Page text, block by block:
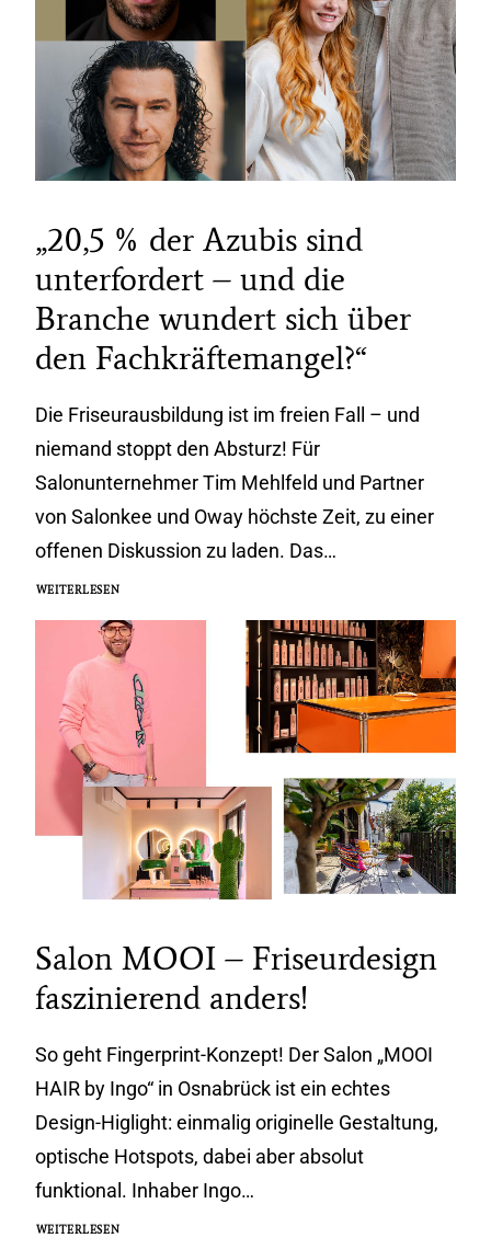
„20,5 % der Azubis sind
unterfordert – und die
Branche wundert sich über
den Fachkräftemangel?“
Die Friseurausbildung ist im freien Fall – und
niemand stoppt den Absturz! Für
Salonunternehmer Tim Mehlfeld und Partner
von Salonkee und Oway höchste Zeit, zu einer
offenen Diskussion zu laden. Das…
WEITERLESEN
Salon MOOI – Friseurdesign
faszinierend anders!
So geht Fingerprint-Konzept! Der Salon „MOOI
HAIR by Ingo“ in Osnabrück ist ein echtes
Design-Higlight: einmalig originelle Gestaltung,
optische Hotspots, dabei aber absolut
funktional. Inhaber Ingo…
WEITERLESEN